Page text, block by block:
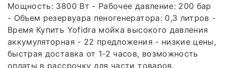
Мощность: 3800 Вт - Рабочее давление: 200 бар
- Объем резервуара пеногенератора: 0,3 литров -
Время Купить Yofidra мойка высокого давления
аккумуляторная - 22 предложения - низкие цены,
быстрая доставка от 1-2 часов, возможность
оплаты в рассрочку для части товаров,